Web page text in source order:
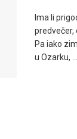
Ima li
predvečer,
Pa iako
u Ozarku, ...